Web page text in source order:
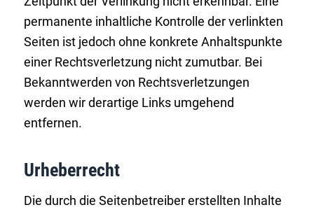
permanente inhaltliche Kontrolle der verlinkten
Seiten ist jedoch ohne konkrete Anhaltspunkte
einer Rechtsverletzung nicht zumutbar. Bei
Bekanntwerden von Rechtsverletzungen
werden wir derartige Links umgehend
entfernen.
Urheberrecht
Die durch die Seitenbetreiber erstellten Inhalte